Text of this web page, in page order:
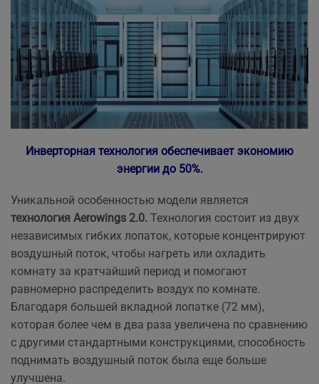
Инверторная технология обеспечивает экономию
энергии до 50%.
Уникальной особенностью модели является
технология Aerowings 2.0. Технология состоит из двух
независимых гибких лопаток, которые концентрируют
воздушный поток, чтобы нагреть или охладить
комнату за кратчайший период и помогают
равномерно распределить воздух по комнате.
Благодаря большей вкладной лопатке (72 мм),
которая более чем в два раза увеличена по сравнению
с другими стандартными конструкциями, способность
поднимать воздушный поток была еще больше
улучшена.